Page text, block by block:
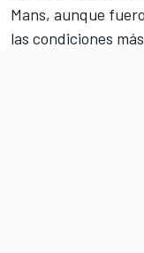
Mans, aunque
las condiciones